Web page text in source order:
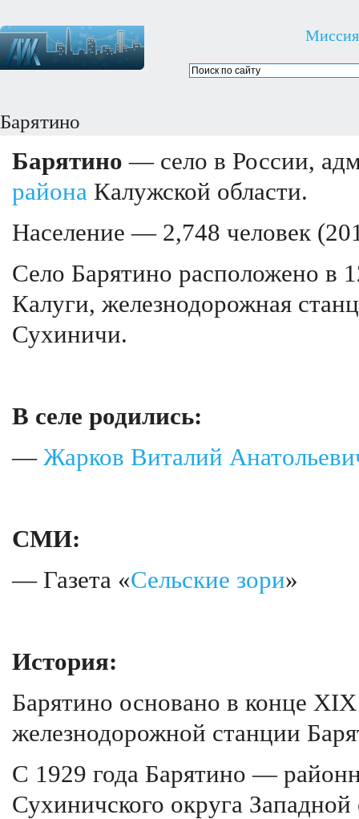
Миссия
Барятино
Барятино — село в России,
района Калужской области.
Население — 2,748 человек
Село Барятино расположено в
Калуги, железнодорожная
Сухиничи.
В селе родились:
— Жарков Виталий
СМИ:
— Газета «Сельские зори»
История:
Барятино основано в конце
железнодорожной станции
С 1929 года Барятино —
Сухиничского округа